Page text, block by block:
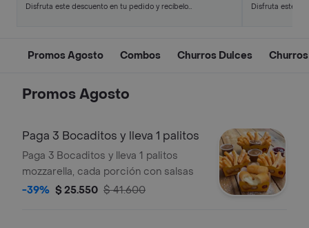
Disfruta este descuento en tu pedido y recíbelo
Disfruta este
Promos Agosto Combos Churros Dulces
Promos Agosto
Paga 3 Bocaditos y lleva 1 palitos
Paga 3 Bocaditos y lleva 1 palitos
mozzarella, cada porción con salsas
-39% $ 25.550 $ 41.600